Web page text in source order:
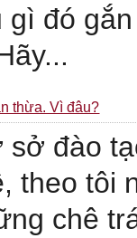
gì đó
thừa. Vì đâu?
sở đào
theo tôi
chê